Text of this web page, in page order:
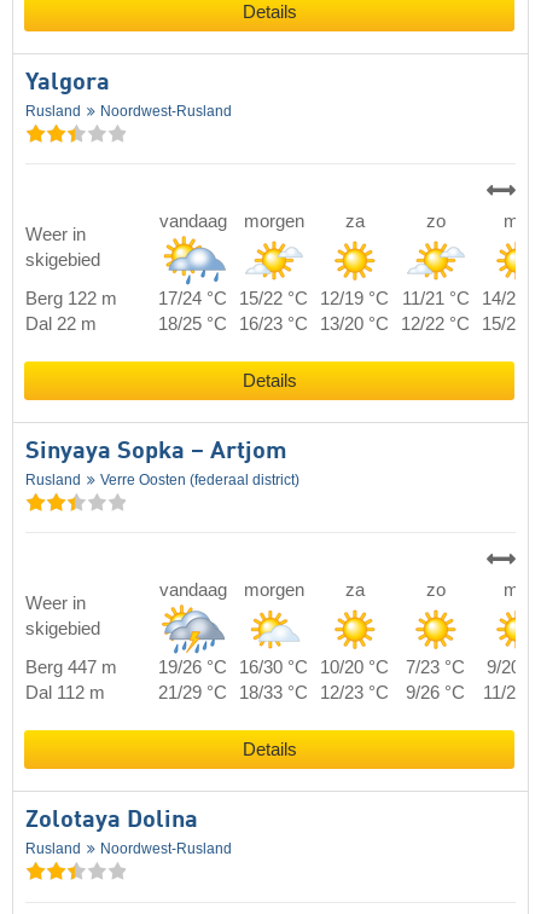
Details
Yalgora
Rusland Noordwest-Rusland
Weer in
skigebied
vandaag morgen za zo ma
Berg 122 m 17/24 °C 15/22 °C 12/19 °C 11/21 °C
14/23
Dal 22 m
18/25 °C 16/23 °C 13/20 °C 12/22 °C 15/24
Details
Sinyaya Sopka – Artjom
Rusland Verre Oosten (federaal district)
Weer in
skigebied
vandaag morgen za zo ma
Berg 447 m 19/26 °C 16/30 °C 10/20 °C 7/23 °C
9/20
Dal 112 m
21/29 °C 18/33 °C 12/23 °C 9/26 °C 11/23
Details
Zolotaya Dolina
Rusland Noordwest-Rusland